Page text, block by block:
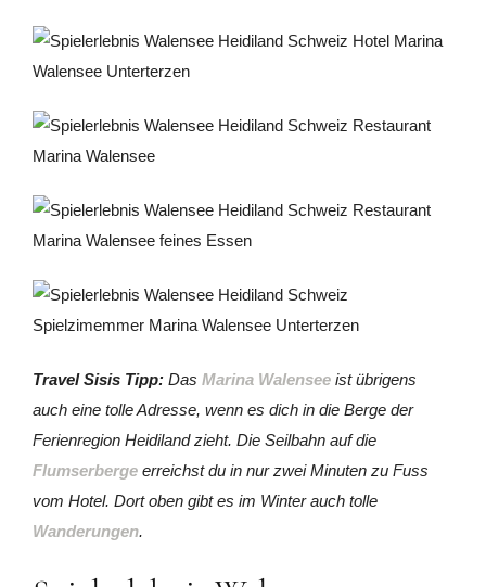
Travel Sisis Tipp: Das Marina Walensee ist übrigens
auch eine tolle Adresse, wenn es dich in die Berge der
Ferienregion Heidiland zieht. Die Seilbahn auf die
Flumserberge erreichst du in nur zwei Minuten zu Fuss
vom Hotel. Dort oben gibt es im Winter auch tolle
Wanderungen.